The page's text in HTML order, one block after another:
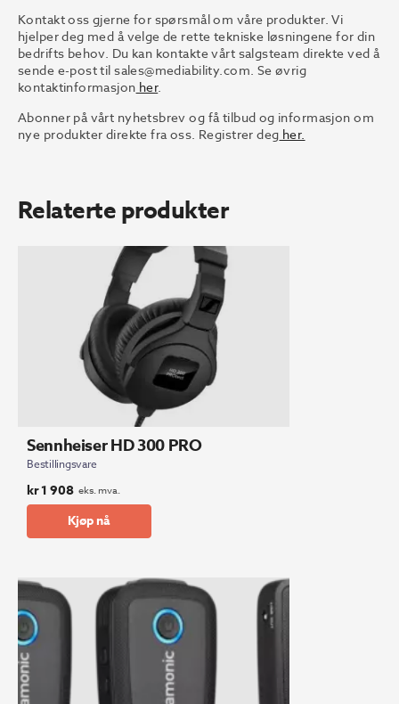
Kontakt oss gjerne for spørsmål om våre produkter. Vi
hjelper deg med å velge de rette tekniske løsningene for din
bedrifts behov. Du kan kontakte vårt salgsteam direkte ved å
sende e-post til sales@mediability.com. Se øvrig
kontaktinformasjon her.
Abonner på vårt nyhetsbrev og få tilbud og informasjon om
nye produkter direkte fra oss. Registrer deg her.
Relaterte produkter
Sennheiser HD 300 PRO
Bestillingsvare
kr1 908 eks. mva.
Kjøp nå